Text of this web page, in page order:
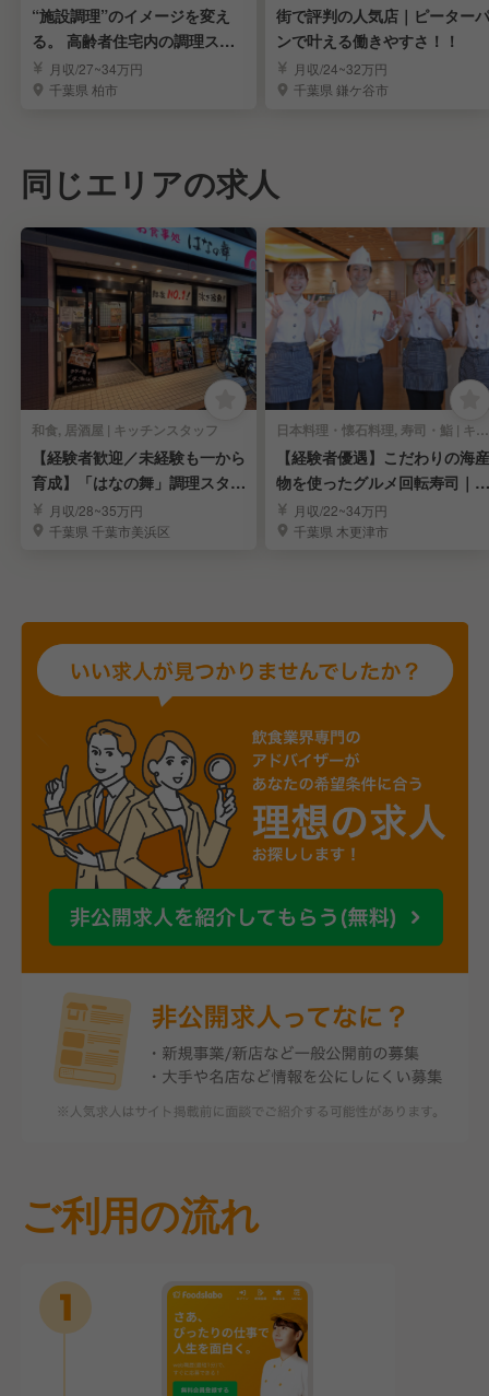
“施設調理”のイメージを変え
る。 高齢者住宅内の調理スタ
ッフ募集!!
月収/27~34万円
千葉県 柏市
街で評判の人気店｜ピーターパ
ンで叶える働きやすさ！！
月収/24~32万円
千葉県 鎌ケ谷市
同じエリアの求人
和食, 居酒屋 | キッチンスタッフ
【経験者歓迎／未経験も一から
育成】「はなの舞」調理スタッ
フ 月収/28~35万円
千葉県 千葉市美浜区
日本料理・懐石料理, 寿司・鮨 | キッチンスタッフ
【経験者優遇】こだわりの海産
物を使ったグルメ回転寿司｜経
験を活かせる環境
月収/22~34万円
千葉県 木更津市
ご利用の流れ